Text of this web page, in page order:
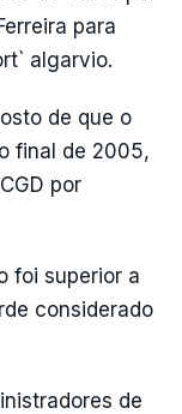
para
algarvio.
de que o
final de 2005,
por
foi superior a
considerado
de